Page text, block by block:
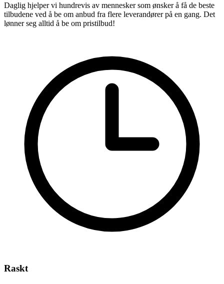
Daglig hjelper vi hundrevis av mennesker som ønsker å få de beste
tilbudene ved å be om anbud fra flere leverandører på en gang. Det
lønner seg alltid å be om pristilbud!
Raskt